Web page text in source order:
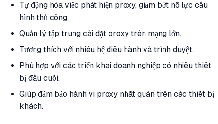
Tự động hóa việc phát hiện proxy, giảm bớt nỗ lực cấu
hình thủ công.
Quản lý tập trung cài đặt proxy trên mạng lớn.
Tương thích với nhiều hệ điều hành và trình duyệt.
Phù hợp với các triển khai doanh nghiệp có nhiều thiết
bị đầu cuối.
Giúp đảm bảo hành vi proxy nhất quán trên các thiết bị
khách.